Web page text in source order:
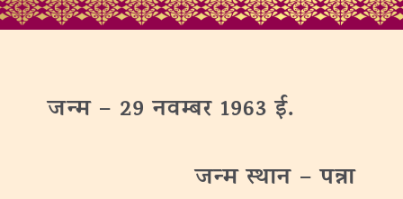
जन्‍म – 29 नवम्बर 1963 ई.
जन्‍मस्थान –पन्ना